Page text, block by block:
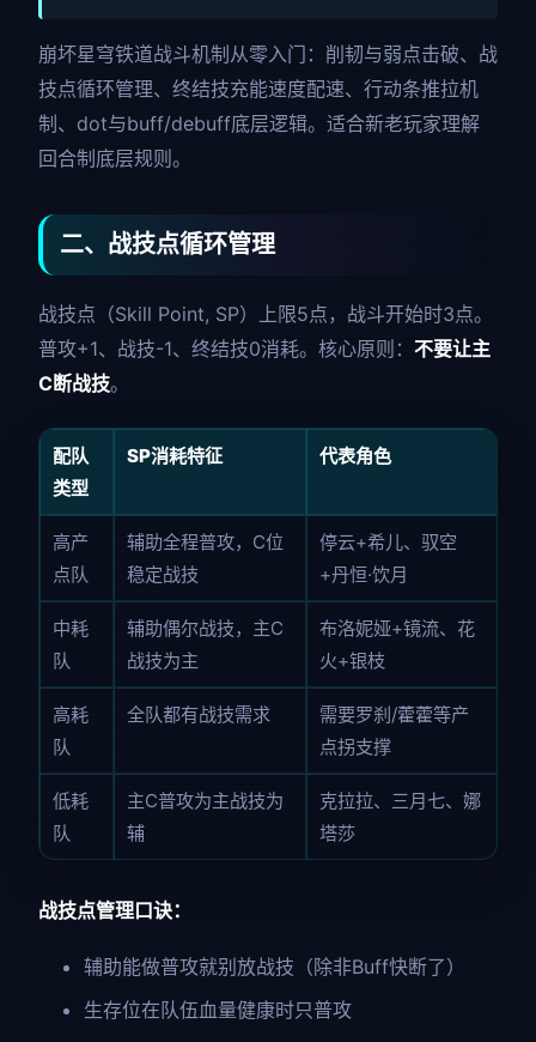
崩坏星穹铁道战斗机制从零入门：削韧与弱点击破、战
技点循环管理、终结技充能速度配速、行动条推拉机
制、dot与buff/debuff底层逻辑。适合新老玩家理解
回合制底层规则。
二、战技点循环管理
战技点（Skill Point, SP）上限5点，战斗开始时3点。
普攻+1、战技-1、终结技0消耗。核心原则： 不要让主
C断战技。
配队
类型
SP消耗特征 代表角色
高产
点队
辅助全程普攻，C位
稳定战技
停云+希儿、驭空
+丹恒·饮月
中耗
队
辅助偶尔战技，主C
战技为主
布洛妮娅+镜流、花
火+银枝
高耗
队
全队都有战技需求
需要罗刹/藿藿等产
点拐支撑
低耗
队
主C普攻为主战技为
辅
克拉拉、三月七、娜
塔莎
战技点管理口诀：
辅助能做普攻就别放战技（除非Buff快断了）
生存位在队伍血量健康时只普攻